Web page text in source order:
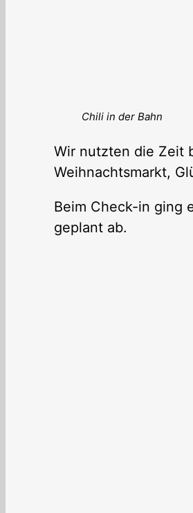
Chili in der Bahn
Wir nutzten die Zeit
Weihnachtsmarkt,
Beim Check-in ging
geplant ab.